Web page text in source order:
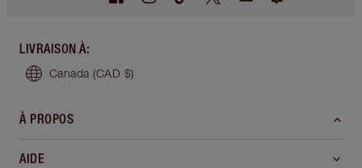
LIVRAISON À:
Canada (CAD $)
À PROPOS
AIDE